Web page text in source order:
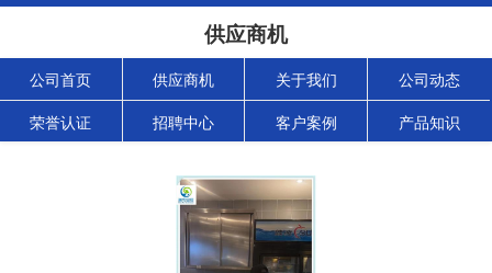
供应商机
公司首页 供应商机 关于我们 公司动态
荣誉认证 招聘中心 客户案例 产品知识